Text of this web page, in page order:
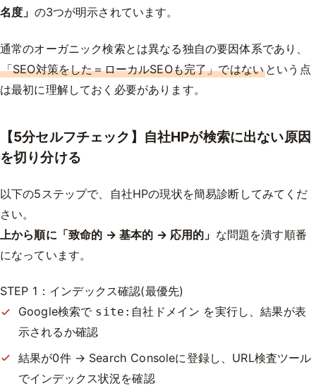
名度」 の3つが明示されています。
通常のオーガニック検索とは異なる独自の要因体系であり、
「SEO対策をした＝ローカルSEOも完了」ではないという点
は最初に理解しておく必要があります。
【5分セルフチェック】自社HPが検索に出ない原因
を切り分ける
以下の5ステップで、自社HPの現状を簡易診断してみてくだ
さい。
上から順に「致命的 → 基本的 → 応用的」 な問題を潰す順番
になっています。
STEP 1：インデックス確認(最優先)
Google検索で site:自社ドメイン を実行し、結果が表
示されるか確認
結果が0件 → Search Consoleに登録し、URL検査ツール
でインデックス状況を確認